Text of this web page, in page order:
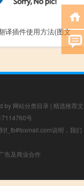
译插件使用方法(图文
by 网站分类目录 | 精选推荐文
号
f_fb#foxmail.com说明，我们
告及商业合作